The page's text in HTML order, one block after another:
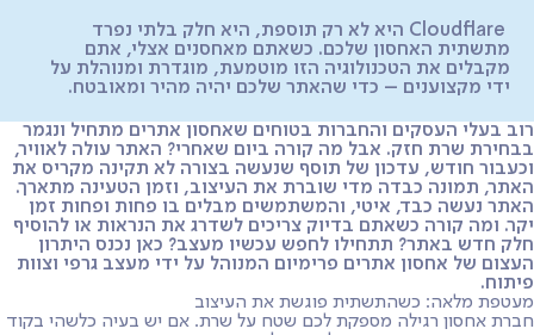
Cloudflare היא לא רק תוספת, היא חלק בלתי נפרד
מתשתית האחסון שלכם. כשאתם מאחסנים אצלי, אתם
מקבלים את הטכנולוגיה הזו מוטמעת, מוגדרת ומנוהלת על
ידי מקצוענים – כדי שהאתר שלכם יהיה מהיר ומאובטח.
רוב בעלי העסקים והחברות בטוחים שאחסון אתרים מתחיל ונגמר
בבחירת שרת חזק. אבל מה קורה ביום שאחרי? האתר עולה לאוויר,
וכעבור חודש, עדכון של תוסף שנעשה בצורה לא תקינה מקריס את
האתר, תמונה כבדה מדי שוברת את העיצוב, וזמן הטעינה מתארך.
האתר נעשה כבד, איטי, והמשתמשים מבלים בו פחות ופחות זמן
יקר. ומה קורה כשאתם בדיוק צריכים לשדרג את הנראות או להוסיף
חלק חדש באתר? תתחילו לחפש עכשיו מעצב? כאן נכנס היתרון
העצום של אחסון אתרים פרימיום המנוהל על ידי מעצב גרפי וצוות
פיתוח.
מעטפת מלאה: כשהתשתית פוגשת את העיצוב
חברת אחסון רגילה מספקת לכם שטח על שרת. אם יש בעיה כלשהי בקוד